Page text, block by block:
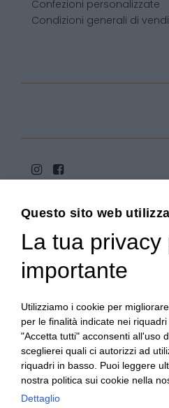
Confezioni personalizzate
Condizioni generali di
Copyright 2020© Regali
10022 Carmagnola (TO) -
Questo sito web
La tua privacy
importante
Utilizziamo i cookie per
per le finalità indicate nei
"Accetta tutti" acconsenti all'uso
sceglierei quali ci autorizzi ad
riquadri in basso. Puoi leggere
nostra politica sui cookie nella
Dettaglio